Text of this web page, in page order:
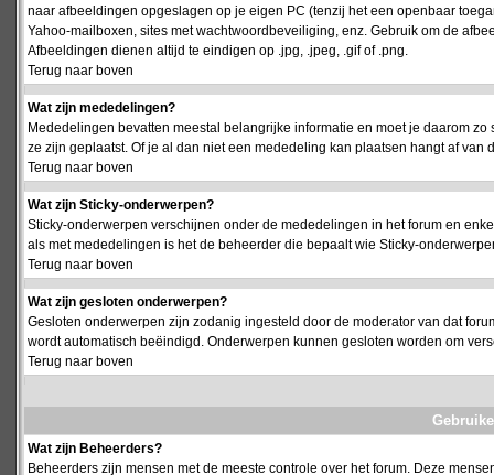
naar afbeeldingen opgeslagen op je eigen PC (tenzij het een openbaar
Yahoo-mailboxen, sites met wachtwoordbeveiliging, enz. Gebruik om de
Afbeeldingen dienen altijd te eindigen op .jpg, .jpeg, .gif of .png.
Terug naar boven
Wat zijn mededelingen?
Mededelingen bevatten meestal belangrijke informatie en moet je daarom
ze zijn geplaatst. Of je al dan niet een mededeling kan plaatsen hangt af
Terug naar boven
Wat zijn Sticky-onderwerpen?
Sticky-onderwerpen verschijnen onder de mededelingen in het forum en
als met mededelingen is het de beheerder die bepaalt wie Sticky-
Terug naar boven
Wat zijn gesloten onderwerpen?
Gesloten onderwerpen zijn zodanig ingesteld door de moderator van dat
wordt automatisch beëindigd. Onderwerpen kunnen gesloten worden om
Terug naar boven
Wat zijn Beheerders?
Beheerders zijn mensen met de meeste controle over het forum. Deze